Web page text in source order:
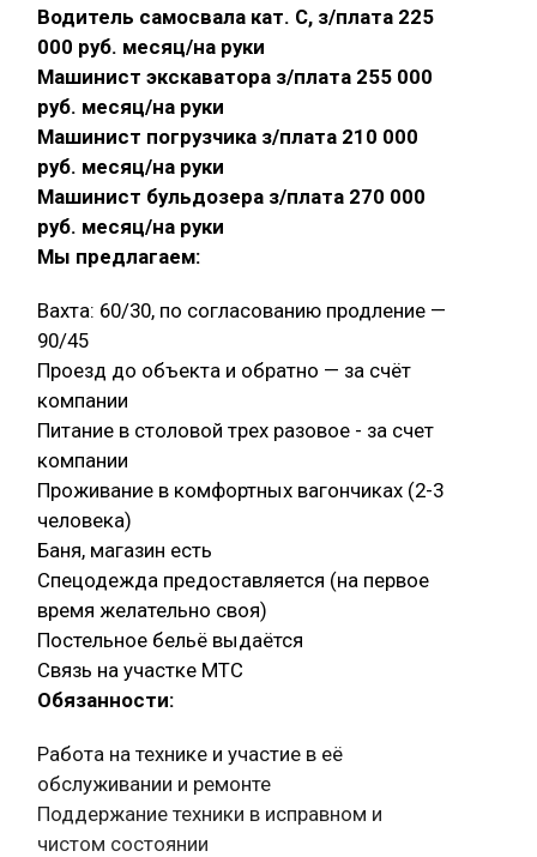
Водитель самосвала кат. С, з/плата 225
000 руб. месяц/на руки
Машинист экскаватора з/плата 255 000
руб. месяц/на руки
Машинист погрузчика з/плата 210 000
руб. месяц/на руки
Машинист бульдозера з/плата 270 000
руб. месяц/на руки
Мы предлагаем:
Вахта: 60/30, по согласованию продление —
90/45
Проезд до объекта и обратно — за счёт
компании
Питание в столовой трех разовое - за счет
компании
Проживание в комфортных вагончиках (2-3
человека)
Баня, магазин есть
Спецодежда предоставляется (на первое
время желательно своя)
Постельное бельё выдаётся
Связь на участке МТС
Обязанности:
Работа на технике и участие в её
обслуживании и ремонте
Поддержание техники в исправном и
чистом состоянии